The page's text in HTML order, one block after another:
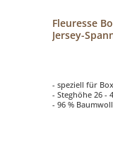
Fleuresse
Jersey-
- speziell für
- Steghöhe 26 -
- 96 %